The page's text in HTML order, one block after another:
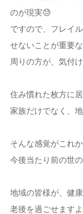
のが現実😓
ですので、フレイ
せないことが重要な
周りの方が、気付
住み慣れた枚方に
家族だけでなく、
そんな感覚がこれか
今後当たり前の世
地域の皆様が、健
老後を過ごせますよ